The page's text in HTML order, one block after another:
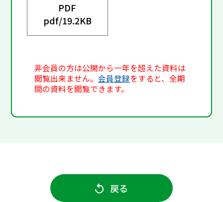
PDF
pdf/19.2KB
非会員の方は公開から一年を超えた資料は
閲覧出来ません。会員登録をすると、全期
間の資料を閲覧できます。
戻る